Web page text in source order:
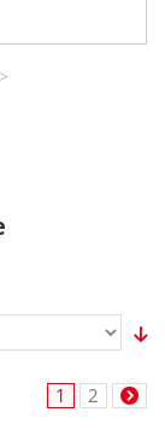
>
1 2